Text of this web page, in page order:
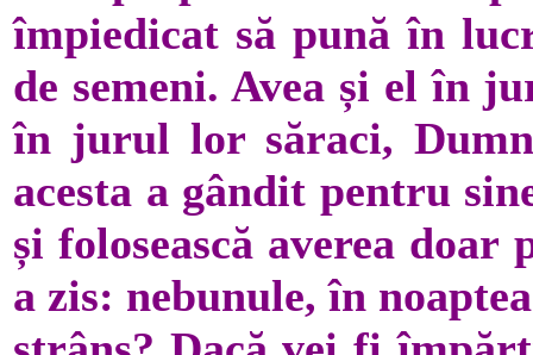
împiedicat să pună în
de semeni. Avea și el în
în jurul lor săraci,
acesta a gândit pentru
și folosească averea
a zis: nebunule, în